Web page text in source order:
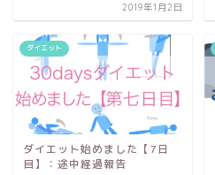
2019年1月2日
ダイエット
ダイエット始めました【7日
目】：途中経過報告